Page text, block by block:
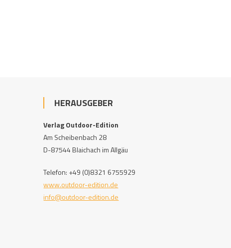
HERAUSGEBER
Verlag Outdoor-Edition
Am Scheibenbach 28
D-87544 Blaichach im Allgäu
Telefon: +49 (0)8321 6755929
www.outdoor-edition.de
info@outdoor-edition.de